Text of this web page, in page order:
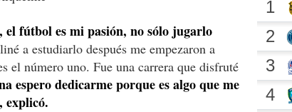
fútbol es mi pasión, no sólo jugarlo
a estudiarlo después me empezaron a
el número uno. Fue una carrera que disfruté
espero dedicarme porque es algo que me
explicó.